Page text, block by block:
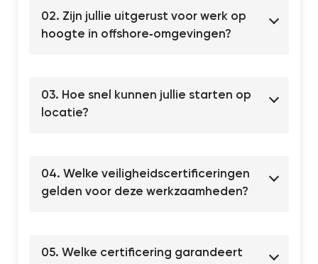
02. Zijn jullie uitgerust voor werk op
hoogte in offshore‐omgevingen?
03. Hoe snel kunnen jullie starten op
locatie?
04. Welke veiligheids­certificeringen
gelden voor deze werkzaamheden?
05. Welke certificering garandeert